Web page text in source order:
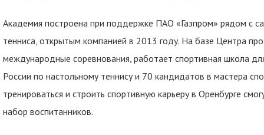
Академия построена при поддержке ПАО «Газпром» рядом с
тенниса, открытым компанией в 2013 году. На базе Центра
международные соревнования, работает спортивная школа
России по настольному теннису и 70 кандидатов в мастера
тренироваться и строить спортивную карьеру в Оренбурге
набор воспитанников.